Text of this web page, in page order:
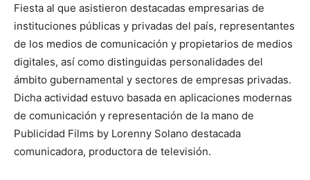
Fiesta al que asistieron destacadas empresarias de
instituciones públicas y privadas del país, representantes
de los medios de comunicación y propietarios de medios
digitales, así como distinguidas personalidades del
ámbito gubernamental y sectores de empresas privadas.
Dicha actividad estuvo basada en aplicaciones modernas
de comunicación y representación de la mano de
Publicidad Films by Lorenny Solano destacada
comunicadora, productora de televisión.